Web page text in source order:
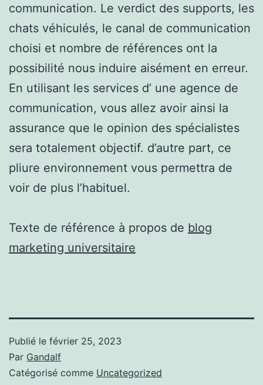
communication. Le verdict des supports, les
chats véhiculés, le canal de communication
choisi et nombre de références ont la
possibilité nous induire aisément en erreur.
En utilisant les services d’ une agence de
communication, vous allez avoir ainsi la
assurance que le opinion des spécialistes
sera totalement objectif. d’autre part, ce
pliure environnement vous permettra de
voir de plus l’habituel.
Texte de référence à propos de blog
marketing universitaire
Publié le février 25, 2023
Par Gandalf
Catégorisé comme Uncategorized